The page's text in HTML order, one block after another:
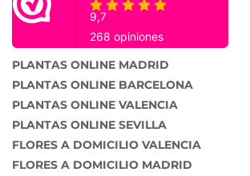
PLANTAS ONLINE MADRID
PLANTAS ONLINE BARCELONA
PLANTAS ONLINE VALENCIA
PLANTAS ONLINE SEVILLA
FLORES A DOMICILIO VALENCIA
FLORES A DOMICILIO MADRID